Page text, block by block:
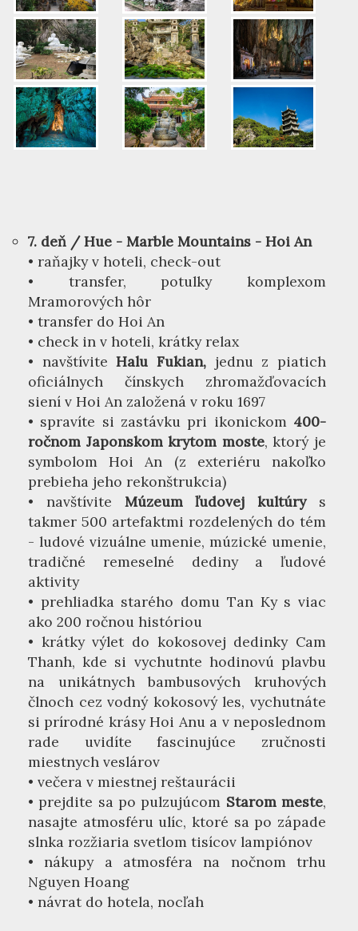
7. deň / Hue - Marble Mountains - Hoi An
• raňajky v hoteli, check-out
• transfer, potulky komplexom
Mramorových hôr
• transfer do Hoi An
• check in v hoteli, krátky relax
• navštíviteHalu Fukian, jednu z piatich
oficiálnych čínskych zhromažďovacích
siení v Hoi An založená v roku 1697
• spravíte si zastávku pri ikonickom 400-
ročnom Japonskom krytom moste, ktorý je
symbolom Hoi An (z exteriéru nakoľko
prebieha jeho rekonštrukcia)
• navštívite Múzeum ľudovej kultúry s
takmer 500 artefaktmi rozdelených do tém
- ludové vizuálne umenie, múzické umenie,
tradičné remeselné dediny a ľudové
aktivity
• prehliadka starého domu Tan Ky s viac
ako 200 ročnou históriou
• krátky výlet do kokosovej dedinky Cam
Thanh, kde si vychutnte hodinovú plavbu
na unikátnych bambusových kruhových
člnoch cez vodný kokosový les, vychutnáte
si prírodné krásy Hoi Anu a v neposlednom
rade uvidíte fascinujúce zručnosti
miestnych veslárov
• večera v miestnej reštaurácii
• prejdite sa po pulzujúcom Starom meste,
nasajte atmosféru ulíc, ktoré sa po západe
slnka rozžiaria svetlom tisícov lampiónov
• nákupy a atmosféra na nočnom trhu
Nguyen Hoang
• návrat do hotela, nocľah